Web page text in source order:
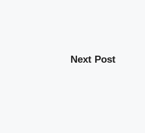
Next Post